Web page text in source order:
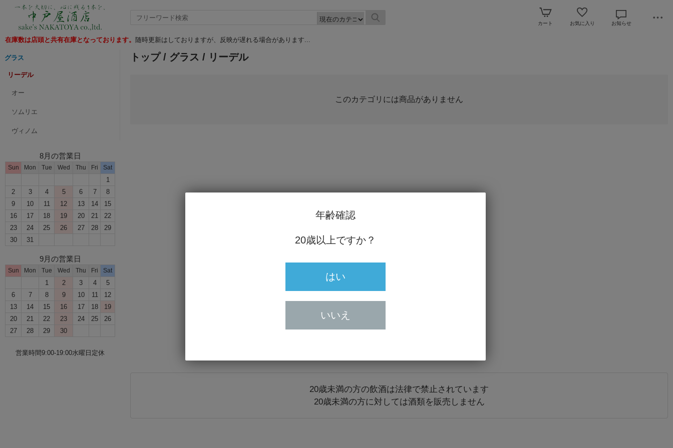
カート お気に入り お知らせ
在庫数は店頭と共有在庫となっております。 随時更新はしておりますが、反映が遅れる場合があります...
グラス
リーデル
オー
ソムリエ
ヴィノム
8月の営業日
Sun Mon Tue Wed Thu Fri Sat
1
2
3 4 5 6 7
8
9
10 11 12 13 14
15
16
17 18 19 20 21
22
23
24 25 26 27 28
29
30
31
9月の営業日
Sun Mon Tue Wed Thu Fri Sat
1 2 3 4
5
6
7 8 9 10 11
12
13
14 15 16 17 18
19
20
21 22 23 24 25
26
27
28 29 30
営業時間9:00-19:00水曜日定休
トップ/ グラス / リーデル
このカテゴリには商品がありません
20歳未満の方の飲酒は法律で禁止されています
20歳未満の方に対しては酒類を販売しません
年齢確認
20歳以上ですか？
はい
いいえ